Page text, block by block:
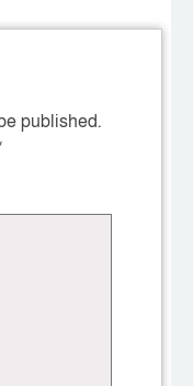
published.